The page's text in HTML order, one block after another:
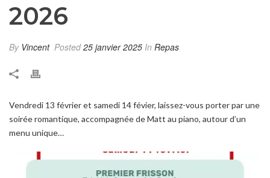
2026
By Vincent Posted25 janvier 2025 In Repas
Vendredi 13 février et samedi 14 févier, laissez-vous porter par une
soirée romantique, accompagnée de Matt au piano, autour d’un
menu unique…